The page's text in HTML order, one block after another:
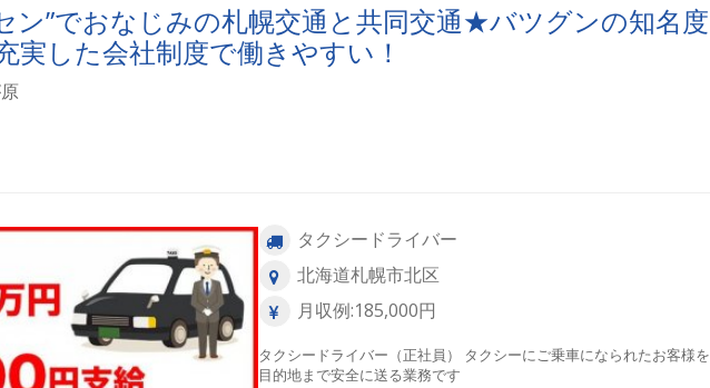
ン”でおなじみの札幌交通と共同交通★バツグンの知名度
実した会社制度で働きやすい！
タクシードライバー
北海道札幌市北区
月収例:185,000円
タクシードライバー（正社員） タクシーにご乗車になられたお客様を
目的地まで安全に送る業務です